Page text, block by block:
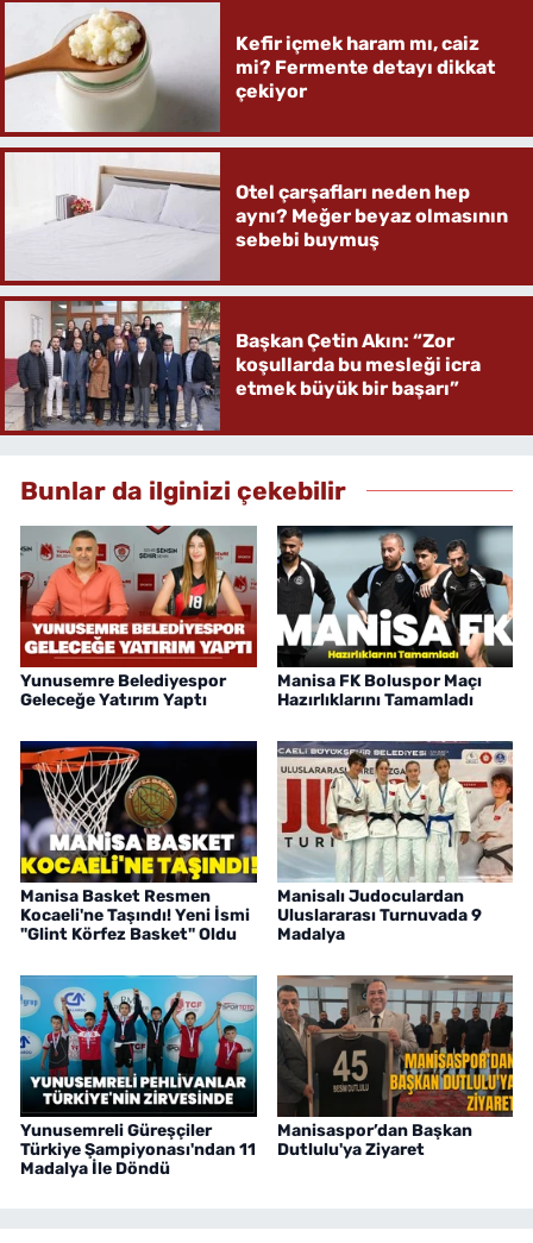
Kefir içmek haram mı, caiz
mi? Fermente detayı dikkat
çekiyor
Otel çarşafları neden hep
aynı? Meğer beyaz olmasının
sebebi buymuş
Başkan Çetin Akın: “Zor
koşullarda bu mesleği icra
etmek büyük bir başarı”
Bunlar da ilginizi çekebilir
Yunusemre Belediyespor
Geleceğe Yatırım Yaptı
Manisa FK Boluspor Maçı
Hazırlıklarını Tamamladı
Manisa Basket Resmen
Kocaeli'ne Taşındı! Yeni İsmi
"Glint Körfez Basket" Oldu
Manisalı Judoculardan
Uluslararası Turnuvada 9
Madalya
Yunusemreli Güreşçiler
Türkiye Şampiyonası'ndan 11
Madalya İle Döndü
Manisaspor’dan Başkan
Dutlulu'ya Ziyaret